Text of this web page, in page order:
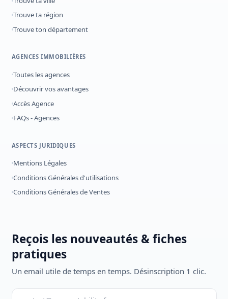
Trouve ta région
Trouve ton département
AGENCES IMMOBILIÈRES
Toutes les agences
Découvrir vos avantages
Accès Agence
FAQs - Agences
ASPECTS JURIDIQUES
Mentions Légales
Conditions Générales d'utilisations
Conditions Générales de Ventes
Reçois les nouveautés & fiches
pratiques
Un email utile de temps en temps. Désinscription 1 clic.